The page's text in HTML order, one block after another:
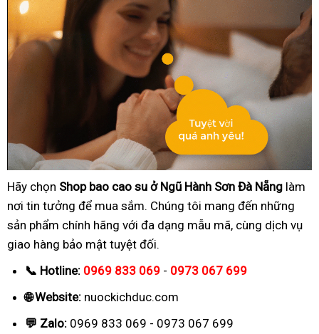
Hãy chọn Shop bao cao su ở Ngũ Hành Sơn Đà Nẵng làm
nơi tin tưởng để mua sắm. Chúng tôi mang đến những
sản phẩm chính hãng với đa dạng mẫu mã, cùng dịch vụ
giao hàng bảo mật tuyệt đối.
📞 Hotline: 0969 833 069 - 0973 067 699
🌐 Website: nuockichduc.com
💬 Zalo: 0969 833 069 - 0973 067 699